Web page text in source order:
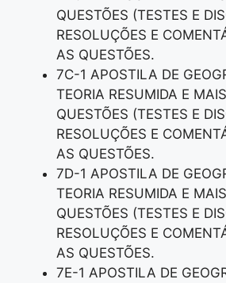
QUESTÕES (TESTES E
RESOLUÇÕES E
AS QUESTÕES.
7C-1 APOSTILA DE
TEORIA RESUMIDA E
QUESTÕES (TESTES E
RESOLUÇÕES E
AS QUESTÕES.
7D-1 APOSTILA DE
TEORIA RESUMIDA E
QUESTÕES (TESTES E
RESOLUÇÕES E
AS QUESTÕES.
7E-1 APOSTILA DE